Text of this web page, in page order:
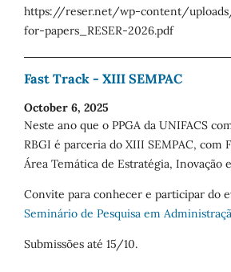
https://reser.net/wp-content/
for-papers_RESER-2026.pdf
Fast Track - XIII SEMPAC
October 6, 2025
Neste ano que o PPGA da UNIFACS
RBGI é parceria do XIII SEMPAC, com
Área Temática de Estratégia, Inovação
Convite para conhecer e participar do
Seminário de Pesquisa em
Submissões até 15/10.